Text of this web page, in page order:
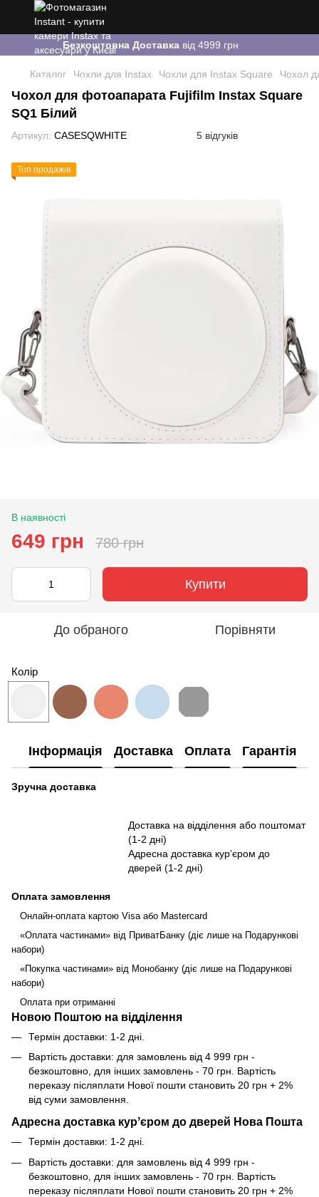
Безкоштовна Доставка від 4999 грн
Каталог Чохли для Instax Чохли для Instax Square Чохол
Чохол для фотоапарата Fujifilm Instax Square
SQ1 Білий
Артикул: CASESQWHITE 5 відгуків
Топ продажів
В наявності
649 грн 780 грн
Купити
До обраного Порівняти
Колір
Інформація Доставка Оплата Гарантія
Зручна доставка
Доставка на відділення або поштомат
(1-2 дні)
Адресна доставка курʼєром до
дверей (1-2 дні)
Оплата замовлення
Онлайн-оплата картою Visa або Mastercard
«Оплата частинами» від ПриватБанку (діє лише на Подарункові
набори)
«Покупка частинами» від Монобанку (діє лише на Подарункові
набори)
Оплата при отриманні
Новою Поштою на відділення
Термін доставки: 1-2 дні.
Вартість доставки: для замовлень від 4 999 грн -
безкоштовно, для інших замовлень - 70 грн. Вартість
переказу післяплати Нової пошти становить 20 грн + 2%
від суми замовлення.
Адресна доставка курʼєром до дверей Нова Пошта
Термін доставки: 1-2 дні.
Вартість доставки: для замовлень від 4 999 грн -
безкоштовно, для інших замовлень - 70 грн. Вартість
переказу післяплати Нової пошти становить 20 грн + 2%